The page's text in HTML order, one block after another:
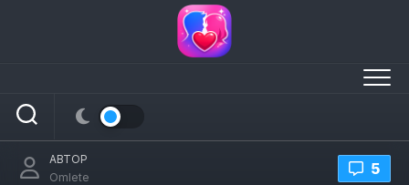
Чат Рулетка: Как Общаться Безопасно
и Получать Удовольствие
5
АВТОР
Omlete